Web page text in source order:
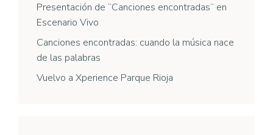
Presentación de “Canciones encontradas” en
Escenario Vivo
Canciones encontradas: cuando la música nace
de las palabras
Vuelvo a Xperience Parque Rioja